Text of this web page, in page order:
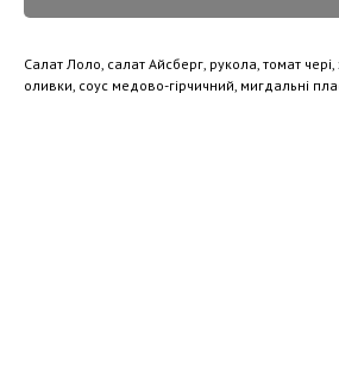
Салат Лоло, салат Айсберг, рукола, томат
оливки, соус медово-гірчичний, мигдальні